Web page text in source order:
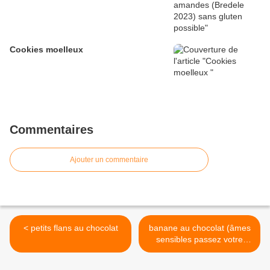
Cookies moelleux
Commentaires
Ajouter un commentaire
< petits flans au chocolat
banane au chocolat (âmes
sensibles passez votre
chemin) >